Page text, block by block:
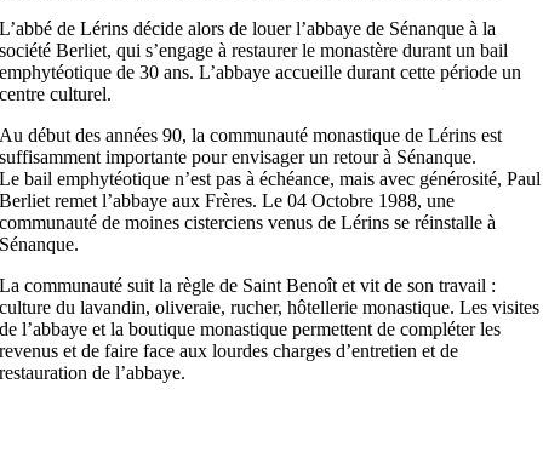
L’abbé de Lérins décide alors de louer l’abbaye de Sénanque à la
société Berliet, qui s’engage à restaurer le monastère durant un bail
emphytéotique de 30 ans. L’abbaye accueille durant cette période un
centre culturel.
Au début des années 90, la communauté monastique de Lérins est
suffisamment importante pour envisager un retour à Sénanque.
Le bail emphytéotique n’est pas à échéance, mais avec générosité, Paul
Berliet remet l’abbaye aux Frères. Le 04 Octobre 1988, une
communauté de moines cisterciens venus de Lérins se réinstalle à
Sénanque.
La communauté suit la règle de Saint Benoît et vit de son travail :
culture du lavandin, oliveraie, rucher, hôtellerie monastique. Les visites
de l’abbaye et la boutique monastique permettent de compléter les
revenus et de faire face aux lourdes charges d’entretien et de
restauration de l’abbaye.